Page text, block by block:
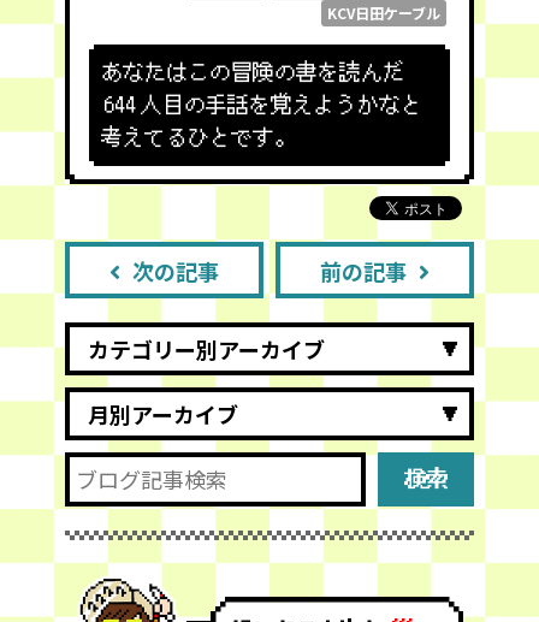
KCV日田ケーブル
あなたはこの冒険の書を読んだ
644 人目の手話を覚えようかなと
考えてるひとです。
次の記事 前の記事